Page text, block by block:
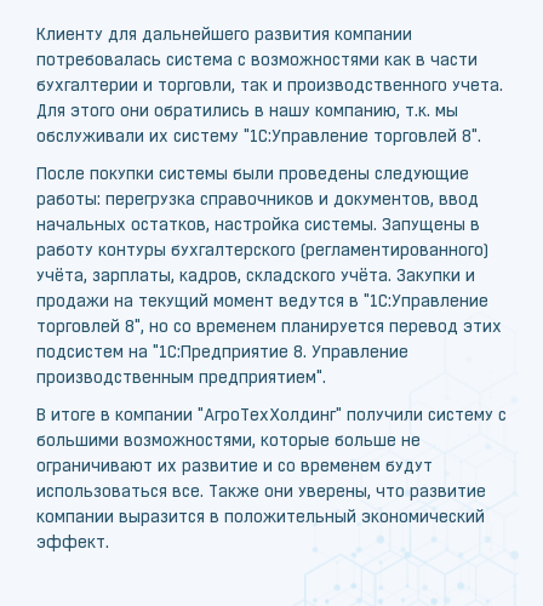
Клиенту для дальнейшего развития компании
потребовалась система с возможностями как в части
бухгалтерии и торговли, так и производственного учета.
Для этого они обратились в нашу компанию, т.к. мы
обслуживали их систему "1С:Управление торговлей 8".
После покупки системы были проведены следующие
работы: перегрузка справочников и документов, ввод
начальных остатков, настройка системы. Запущены в
работу контуры бухгалтерского (регламентированного)
учёта, зарплаты, кадров, складского учёта. Закупки и
продажи на текущий момент ведутся в "1С:Управление
торговлей 8", но со временем планируется перевод этих
подсистем на "1С:Предприятие 8. Управление
производственным предприятием".
В итоге в компании "АгроТехХолдинг" получили систему с
большими возможностями, которые больше не
ограничивают их развитие и со временем будут
использоваться все. Также они уверены, что развитие
компании выразится в положительный экономический
эффект.